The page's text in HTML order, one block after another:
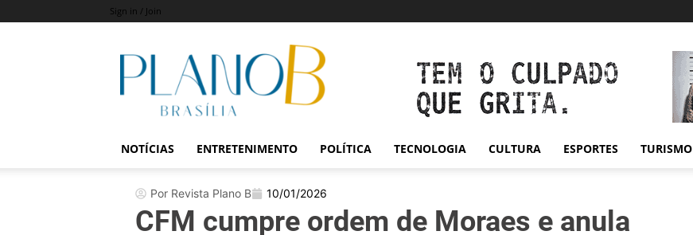
Sign in / Join
Revista
Plano
NOTÍCIAS ENTRETENIMENTO POLÍTICA TECNOLOGIA CULTURA ESPORTES TURISMO
Por Revista Plano B 10/01/2026
CFM cumpre ordem de Moraes e anula